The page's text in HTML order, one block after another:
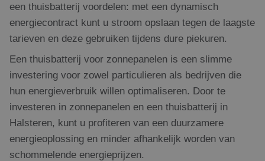
een thuisbatterij voordelen: met een dynamisch
energiecontract kunt u stroom opslaan tegen de laagste
tarieven en deze gebruiken tijdens dure piekuren.
Een thuisbatterij voor zonnepanelen is een slimme
investering voor zowel particulieren als bedrijven die
hun energieverbruik willen optimaliseren. Door te
investeren in zonnepanelen en een thuisbatterij in
Halsteren, kunt u profiteren van een duurzamere
energieoplossing en minder afhankelijk worden van
schommelende energieprijzen.